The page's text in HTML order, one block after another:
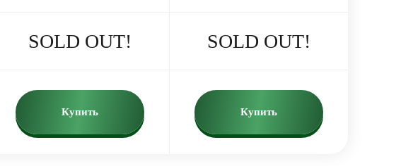
SOLD OUT! SOLD OUT!
Купить Купить